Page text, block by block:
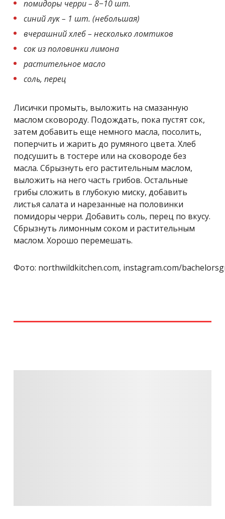
помидоры черри – 8−10 шт.
синий лук – 1 шт. (небольшая)
вчерашний хлеб – несколько ломтиков
сок из половинки лимона
растительное масло
соль, перец
Лисички промыть, выложить на смазанную
маслом сковороду. Подождать, пока пустят сок,
затем добавить еще немного масла, посолить,
поперчить и жарить до румяного цвета. Хлеб
подсушить в тостере или на сковороде без
масла. Сбрызнуть его растительным маслом,
выложить на него часть грибов. Остальные
грибы сложить в глубокую миску, добавить
листья салата и нарезанные на половинки
помидоры черри. Добавить соль, перец по вкусу.
Сбрызнуть лимонным соком и растительным
маслом. Хорошо перемешать.
Фото: northwildkitchen.com, instagram.com/